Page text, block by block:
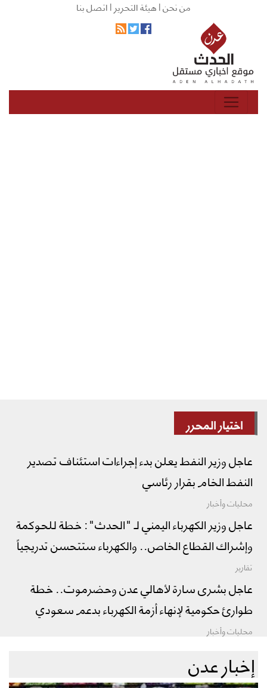
من نحن |هيئة التحرير |اتصل بنا
اختيار المحرر
عاجل وزير النفط يعلن بدء إجراءات استئناف تصدير
النفط الخام بقرار رئاسي
محليات وأخبار
عاجل وزير الكهرباء اليمني لـ "الحدث": خطة للحوكمة
وإشراك القطاع الخاص.. والكهرباء ستتحسن تدريجياً
تقارير
عاجل بشرى سارة لأهالي عدن وحضرموت.. خطة
طوارئ حكومية لإنهاء أزمة الكهرباء بدعم سعودي
محليات وأخبار
إخبار عدن